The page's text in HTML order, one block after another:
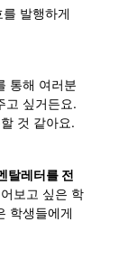
발행하게
통해 여러분
고 싶거든요.
것 같아요.
탈레터를 전
보고 싶은 학
학생들에게